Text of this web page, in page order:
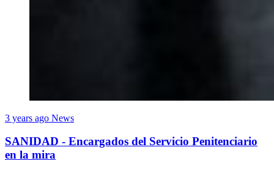
3 years ago News
SANIDAD - Encargados del Servicio Penitenciario
en la mira